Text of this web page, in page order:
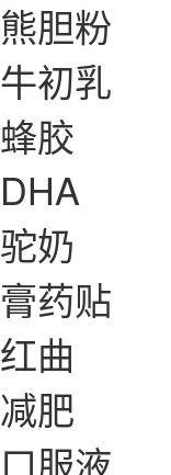
熊胆粉
牛初乳
蜂胶
DHA
驼奶
膏药贴
红曲
减肥
口服液